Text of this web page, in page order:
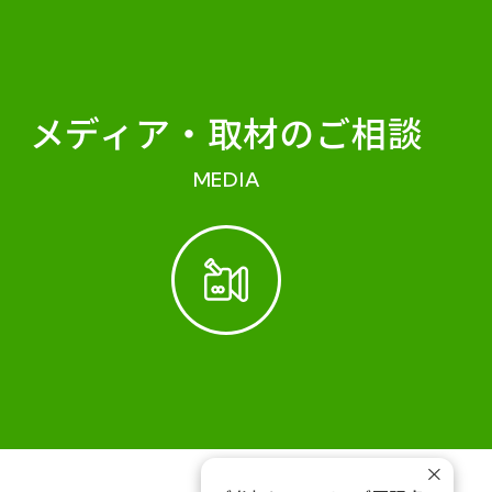
メディア・ 取材のご相談
MEDIA
×